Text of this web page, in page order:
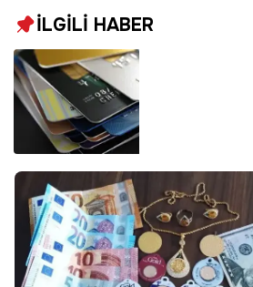
İLGİLİ HABER
Kredi kartı
ve kart kullanan
herkesi kapsıyor!
sağlıyor